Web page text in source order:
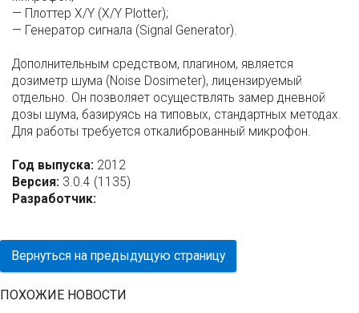
— Плоттер X/Y (X/Y Plotter);
— Генератор сигнала (Signal Generator).
Дополнительным средством, плагином, является
дозиметр шума (Noise Dosimeter), лицензируемый
отдельно. Он позволяет осуществлять замер дневной
дозы шума, базируясь на типовых, стандартных методах.
Для работы требуется откалиброванный микрофон.
Год выпуска: 2012
Версия: 3.0.4 (1135)
Разработчик:
Вернуться на предыдущую страницу
ПОХОЖИЕ НОВОСТИ